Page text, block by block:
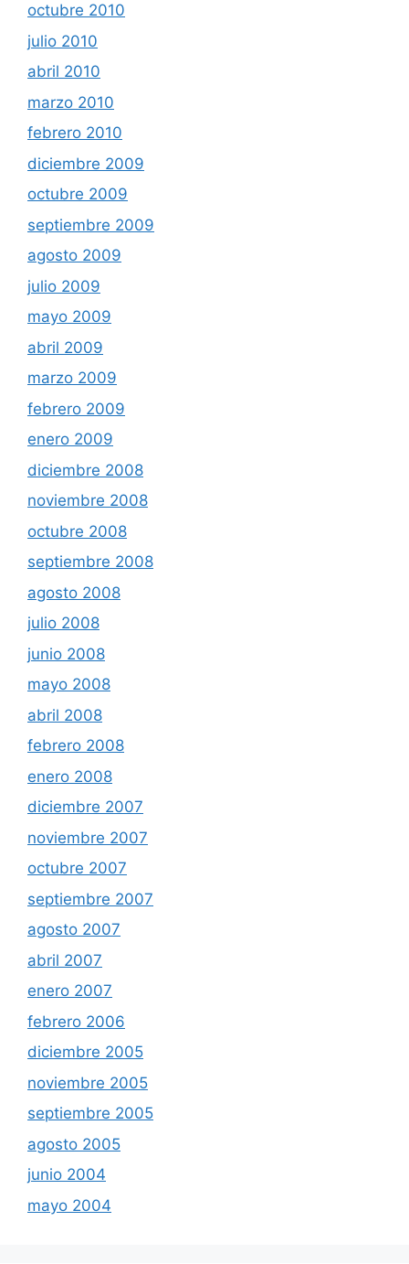
octubre 2010
julio 2010
abril 2010
marzo 2010
febrero 2010
diciembre 2009
octubre 2009
septiembre 2009
agosto 2009
julio 2009
mayo 2009
abril 2009
marzo 2009
febrero 2009
enero 2009
diciembre 2008
noviembre 2008
octubre 2008
septiembre 2008
agosto 2008
julio 2008
junio 2008
mayo 2008
abril 2008
febrero 2008
enero 2008
diciembre 2007
noviembre 2007
octubre 2007
septiembre 2007
agosto 2007
abril 2007
enero 2007
febrero 2006
diciembre 2005
noviembre 2005
septiembre 2005
agosto 2005
junio 2004
mayo 2004